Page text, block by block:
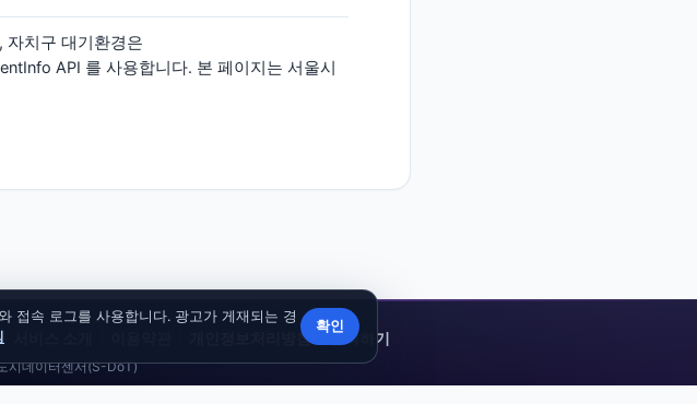
자치구 대기환경은
API 를 사용합니다. 본 페이지는 서울시
개인정보처리방침 문의하기
시데이터센서(S-DoT)
접속 로그를 사용합니다. 광고가 게재되는 경
확인